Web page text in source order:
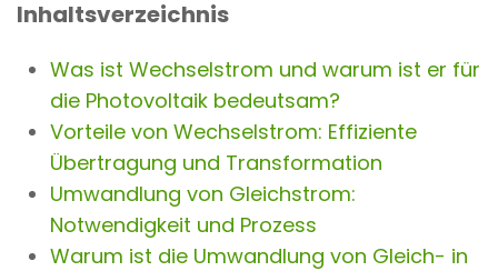
Inhaltsverzeichnis
Was ist Wechselstrom und warum ist er für
die Photovoltaik bedeutsam?
Vorteile von Wechselstrom: Effiziente
Übertragung und Transformation
Umwandlung von Gleichstrom:
Notwendigkeit und Prozess
Warum ist die Umwandlung von Gleich- in